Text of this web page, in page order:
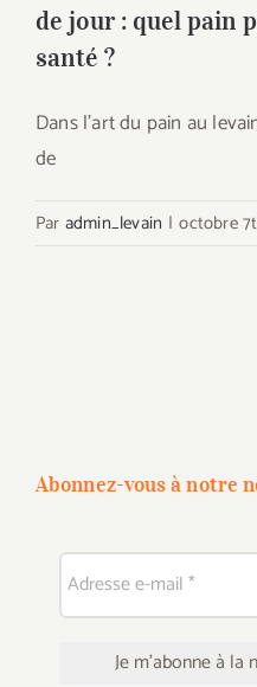
de jour : quel pain
santé ?
Dans l’art du pain au
de
Par admin_levain | octobre
Abonnez-vous à notre